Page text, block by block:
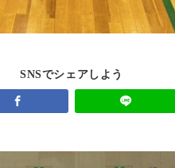
SNSでシェアしよう